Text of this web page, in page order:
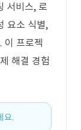
서비스, 로
요소 식별,
이 프로젝
해결 경험
요.